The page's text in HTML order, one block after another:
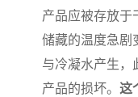
产品应被存放于
储藏的温度急剧
与冷凝水产生，
产品的损坏。 这